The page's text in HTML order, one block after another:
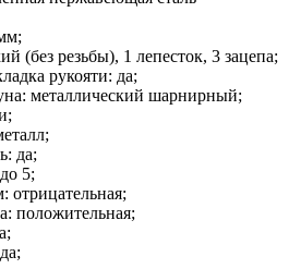
(без резьбы), 1 лепесток, 3 зацепа;
рукояти: да;
металлический шарнирный;
да;
5;
отрицательная;
положительная;